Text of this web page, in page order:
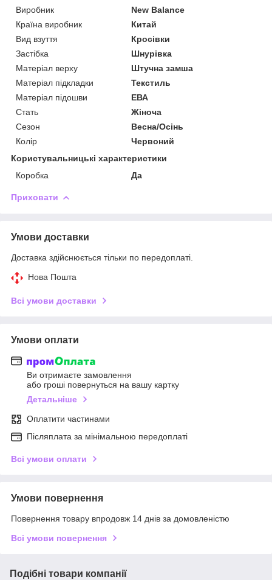
Виробник
New Balance
Країна виробник
Китай
Вид взуття
Кросівки
Застібка
Шнурівка
Матеріал верху
Штучна замша
Матеріал підкладки
Текстиль
Матеріал підошви
ЕВА
Стать
Жіноча
Сезон
Весна/Осінь
Колір
Червоний
Користувальницькі характеристики
Коробка
Да
Приховати
Умови доставки
Доставка здійснюється тільки по передоплаті.
Нова Пошта
Всі умови доставки
Умови оплати
Ви отримаєте замовлення
або гроші повернуться на вашу картку
Детальніше
Оплатити частинами
Післяплата за мінімальною передоплаті
Всі умови оплати
Умови повернення
Повернення товару впродовж 14 днів за домовленістю
Всі умови повернення
Подібні товари компанії